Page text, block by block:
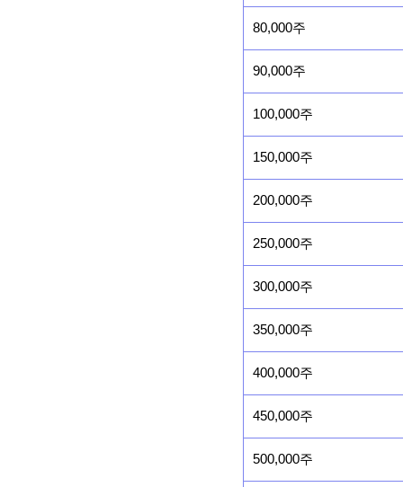
80,000주
90,000주
100,000주
150,000주
200,000주
250,000주
300,000주
350,000주
400,000주
450,000주
500,000주